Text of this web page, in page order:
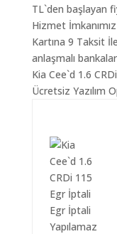
TL`den başlayan
Hizmet
Kartına 9 Taksit
anlaşmalı
Kia Cee`d 1.6
Ücretsiz Yazılım
Egr İptali
Yapılamaz